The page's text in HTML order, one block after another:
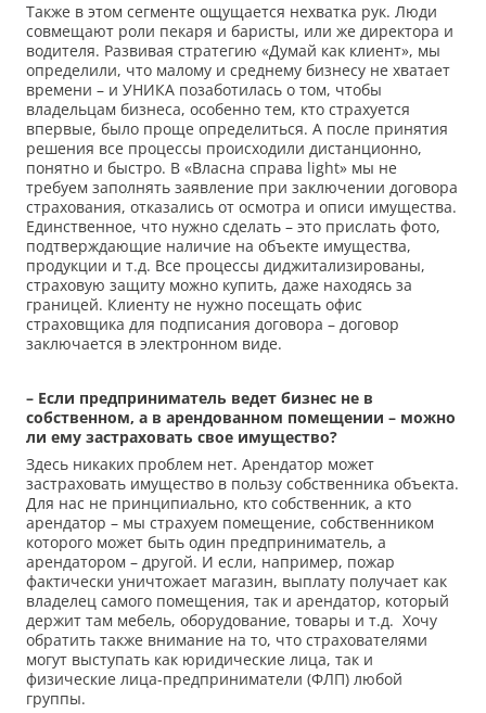
Также в этом сегменте ощущается нехватка рук. Люди
совмещают роли пекаря и баристы, или же директора и
водителя. Развивая стратегию «Думай как клиент», мы
определили, что малому и среднему бизнесу не хватает
времени – и УНИКА позаботилась о том, чтобы
владельцам бизнеса, особенно тем, кто страхуется
впервые, было проще определиться. А после принятия
решения все процессы происходили дистанционно,
понятно и быстро. В «Власна справа light» мы не
требуем заполнять заявление при заключении договора
страхования, отказались от осмотра и описи имущества.
Единственное, что нужно сделать – это прислать фото,
подтверждающие наличие на объекте имущества,
продукции и т.д. Все процессы диджитализированы,
страховую защиту можно купить, даже находясь за
границей. Клиенту не нужно посещать офис
страховщика для подписания договора – договор
заключается в электронном виде.
– Если предприниматель ведет бизнес не в
собственном, а в арендованном помещении – можно
ли ему застраховать свое имущество?
Здесь никаких проблем нет. Арендатор может
застраховать имущество в пользу собственника объекта.
Для нас не принципиально, кто собственник, а кто
арендатор – мы страхуем помещение, собственником
которого может быть один предприниматель, а
арендатором – другой. И если, например, пожар
фактически уничтожает магазин, выплату получает как
владелец самого помещения, так и арендатор, который
держит там мебель, оборудование, товары и т.д. Хочу
обратить также внимание на то, что страхователями
могут выступать как юридические лица, так и
физические лица-предприниматели (ФЛП) любой
группы.